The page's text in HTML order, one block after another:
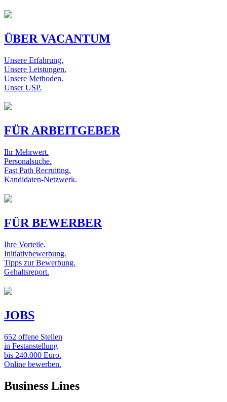
ÜBER VACANTUM
Unsere Erfahrung.
Unsere Leistungen.
Unsere Methoden.
Unser USP.
FÜR ARBEITGEBER
Ihr Mehrwert.
Personalsuche.
Fast Path Recruiting.
Kandidaten-Netzwerk.
FÜR BEWERBER
Ihre Vorteile.
Initiativbewerbung.
Tipps zur Bewerbung.
Gehaltsreport.
JOBS
652 offene Stellen
in Festanstellung
bis 240.000 Euro.
Online bewerben.
Business Lines